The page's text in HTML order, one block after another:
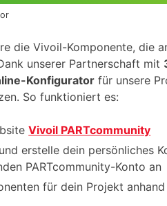
die Vivoil-Komponente, die
unserer Partnerschaft mit
Konfigurator für unsere
So funktioniert es:
Vivoil PARTcommunity
erstelle dein persönliches
PARTcommunity-Konto an
für dein Projekt